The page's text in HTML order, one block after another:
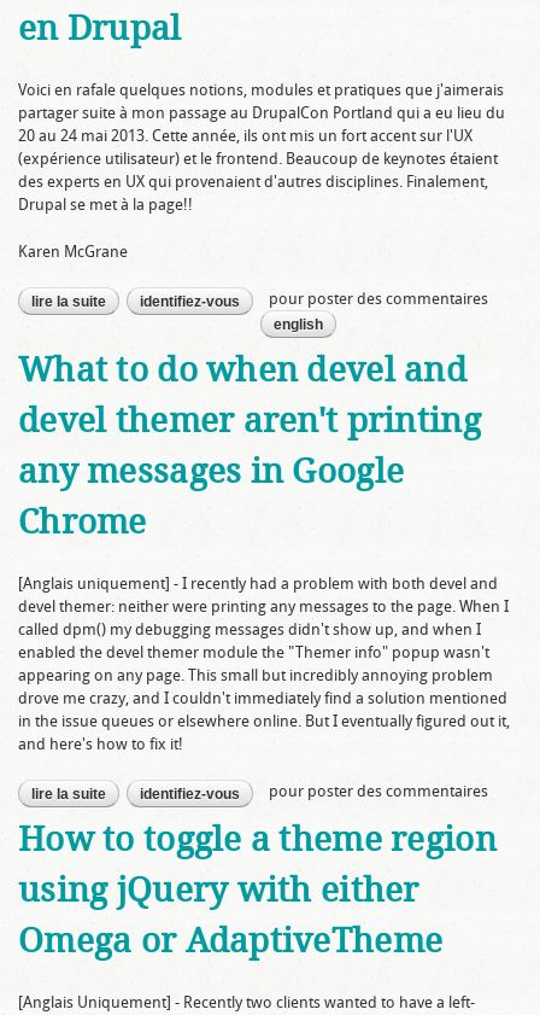
en Drupal
Voici en rafale quelques notions, modules et pratiques que j'aimerais
partager suite à mon passage au DrupalCon Portland qui a eu lieu du
20 au 24 mai 2013. Cette année, ils ont mis un fort accent sur l'UX
(expérience utilisateur) et le frontend. Beaucoup de keynotes étaient
des experts en UX qui provenaient d'autres disciplines. Finalement,
Drupal se met à la page!!
Karen McGrane
lire la suite de les tendances ux et frontend en drupal
identifiez-vous pour poster des commentaires
english
What to do when devel and
devel themer aren't printing
any messages in Google
Chrome
[Anglais uniquement] - I recently had a problem with both devel and
devel themer: neither were printing any messages to the page. When I
called dpm() my debugging messages didn't show up, and when I
enabled the devel themer module the "Themer info" popup wasn't
appearing on any page. This small but incredibly annoying problem
drove me crazy, and I couldn't immediately find a solution mentioned
in the issue queues or elsewhere online. But I eventually figured out it,
and here's how to fix it!
lire la suite de what to do when devel and devel themer aren't printing any
messages in google chrome
identifiez-vous pour poster des commentaires
How to toggle a theme region
using jQuery with either
Omega or AdaptiveTheme
[Anglais Uniquement] - Recently two clients wanted to have a left-